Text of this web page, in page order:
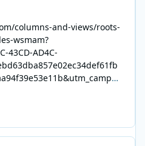
columns-and-views/roots-
wsmam?
43CD-AD4C-